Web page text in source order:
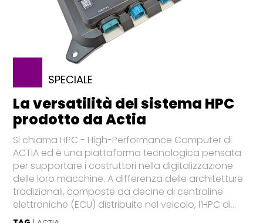
SPECIALE
La versatilità del sistema HPC
prodotto da Actia
Si chiama HPC - High-Performance Computer di
ACTIA ed è una piattaforma tecnologica pensata
per supportare i costruttori nella digitalizzazione
delle loro macchine. A differenza delle architetture
tradizionali, composte da decine di centraline
elettroniche (ECU) distribuite nel veicolo, l’HPC di...